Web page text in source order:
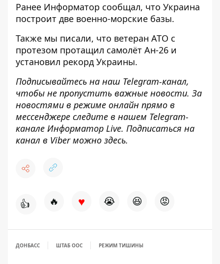
Ранее Информатор сообщал, что Украина
построит две военно-морские базы.
Также мы писали, что ветеран АТО с
протезом протащил самолёт Ан-26 и
установил рекорд Украины.
Подписывайтесь на наш Telegram-канал,
чтобы не пропустить важные новости. За
новостями в режиме онлайн прямо в
мессенджере следите в нашем Telegram-
канале Информатор Live. Подписаться на
канал в Viber можно здесь.
👍 🔥 ♥ 😭 😆 😡
ДОНБАСС ШТАБ ООС РЕЖИМ ТИШИНЫ